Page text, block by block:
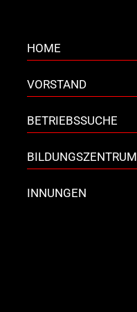
HOME
VORSTAND
BETRIEBSSUCHE
BILDUNGSZENTRUM
INNUNGEN